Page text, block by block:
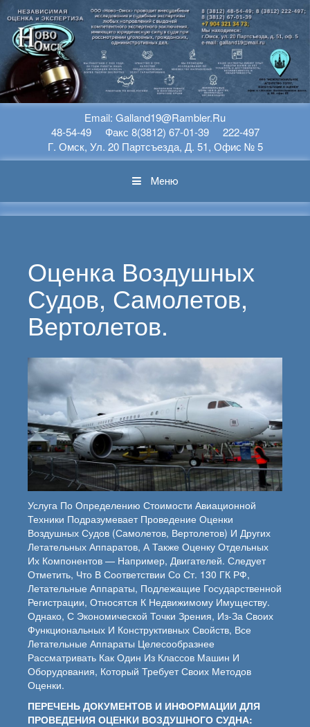
Перейти К Содержимому
Еmail: Galland19@rambler.ru
48-54-49 Факс 8(3812) 67-01-39 222-497
Г. Омск, Ул. 20 Партсъезда, Д. 51, Офис № 5
Меню
Оценка Воздушных
Судов, Самолетов,
Вертолетов.
Услуга По Определению Стоимости Авиационной
Техники Подразумевает Проведение Оценки
Воздушных Судов (самолетов, Вертолетов) И Других
Летательных Аппаратов, А Также Оценку Отдельных
Их Компонентов — Например, Двигателей. Следует
Отметить, Что В Соответствии Со Ст. 130 ГК РФ,
Летательные Аппараты, Подлежащие Государственной
Регистрации, Относятся К Недвижимому Имуществу.
Однако, С Экономической Точки Зрения, Из-За Своих
Функциональных И Конструктивных Свойств, Все
Летательные Аппараты Целесообразнее
Рассматривать Как Один Из Классов Машин И
Оборудования, Который Требует Своих Методов
Оценки.
ПЕРЕЧЕНЬ ДОКУМЕНТОВ И ИНФОРМАЦИИ ДЛЯ
ПРОВЕДЕНИЯ ОЦЕНКИ ВОЗДУШНОГО СУДНА: